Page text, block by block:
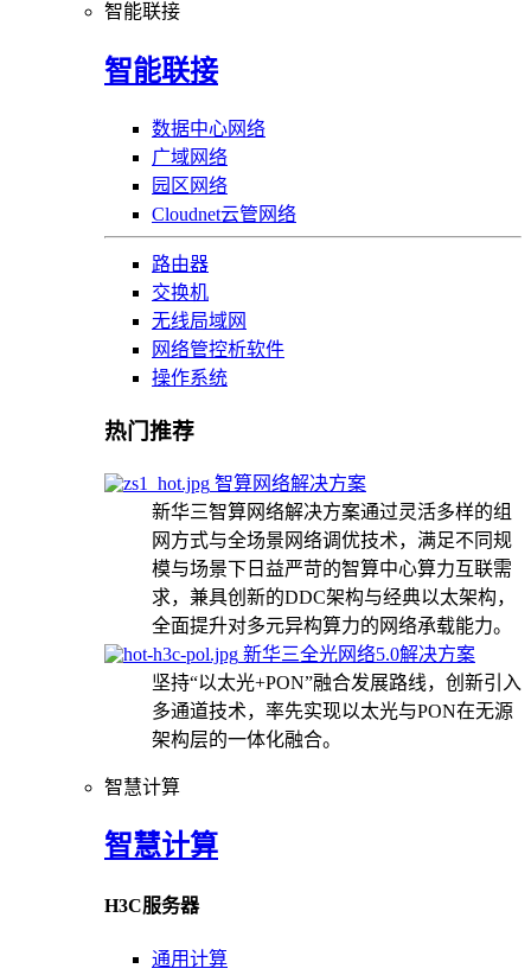
智能联接
智能联接
数据中心网络
广域网络
园区网络
Cloudnet云管网络
路由器
交换机
无线局域网
网络管控析软件
操作系统
热门推荐
智算网络解决方案
新华三智算网络解决方案通过灵活多样的组
网方式与全场景网络调优技术，满足不同规
模与场景下日益严苛的智算中心算力互联需
求，兼具创新的DDC架构与经典以太架构，
全面提升对多元异构算力的网络承载能力。
新华三全光网络5.0解决方案
坚持“以太光+PON”融合发展路线，创新引入
多通道技术，率先实现以太光与PON在无源
架构层的一体化融合。
智慧计算
智慧计算
H3C服务器
通用计算